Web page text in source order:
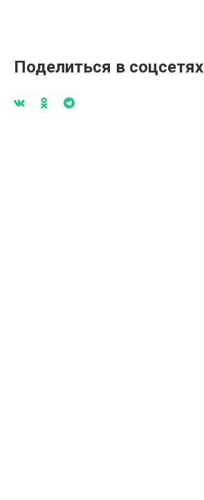
Поделиться в соцсетях